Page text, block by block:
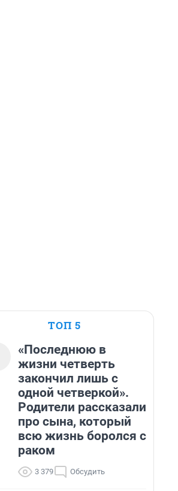
ТОП 5
«Последнюю в
жизни четверть
закончил лишь с
одной четверкой».
Родители рассказали
про сына, который
всю жизнь боролся с
раком
3 379 Обсудить